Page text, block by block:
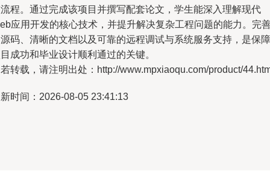
程。通过完成该项目并撰写配套论文，学生能深入理解现代
应用开发的核心技术，并提升解决复杂工程问题的能力。完
码、清晰的文档以及可靠的远程调试与系统服务支持，是保障
成功和毕业设计顺利通过的关键。
转载，请注明出处：http://www.mpxiaoqu.com/product/
时间：2026-08-05 23:41:13